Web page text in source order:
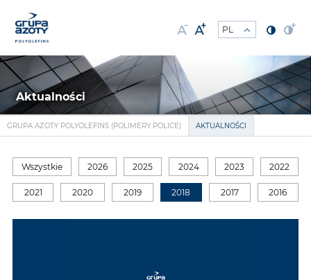
Aktualności
GRUPA AZOTY POLYOLEFINS (POLIMERY POLICE) AKTUALNOŚCI
Wszystkie 2026 2025 2024 2023 2022
2021 2020 2019 2018 2017 2016